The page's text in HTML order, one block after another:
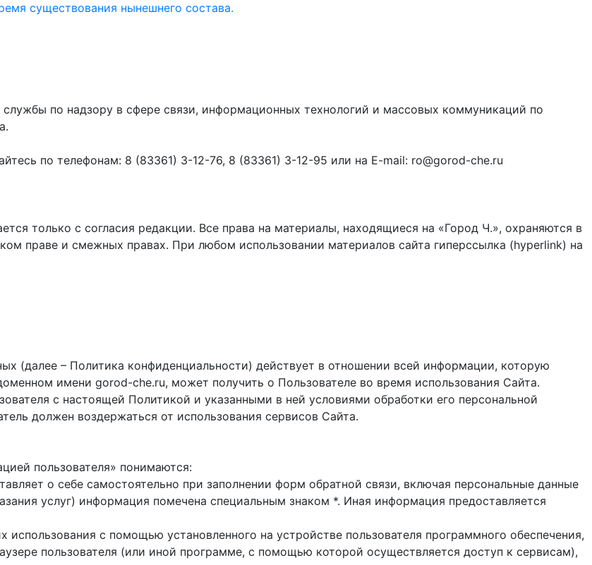
существования нынешнего состава.
по надзору в сфере связи, информационных технологий и массовых коммуникаций по
по телефонам: 8 (83361) 3-12-76, 8 (83361) 3-12-95 или на E-mail: ro@gorod-che.ru
только с согласия редакции. Все права на материалы, находящиеся на «Город Ч.», охраняются в
праве и смежных правах. При любом использовании материалов сайта гиперссылка (hyperlink) на
(далее – Политика конфиденциальности) действует в отношении всей информации, которую
имени gorod-che.ru, может получить о Пользователе во время использования Cайта.
с настоящей Политикой и указанными в ней условиями обработки его персональной
должен воздержаться от использования сервисов Сайта.
пользователя» понимаются:
о себе самостоятельно при заполнении форм обратной связи, включая персональные данные
услуг) информация помечена специальным знаком *. Иная информация предоставляется
использования с помощью установленного на устройстве пользователя программного обеспечения,
пользователя (или иной программе, с помощью которой осуществляется доступ к cервисам),